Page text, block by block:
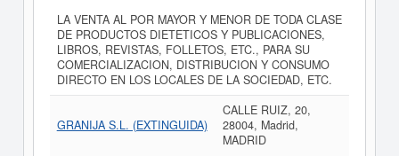
LA VENTA AL POR MAYOR Y MENOR DE TODA CLASE
DE PRODUCTOS DIETETICOS Y PUBLICACIONES,
LIBROS, REVISTAS, FOLLETOS, ETC., PARA SU
COMERCIALIZACION, DISTRIBUCION Y CONSUMO
DIRECTO EN LOS LOCALES DE LA SOCIEDAD, ETC.
GRANIJA S.L. (EXTINGUIDA)
CALLE RUIZ, 20,
28004, Madrid,
MADRID